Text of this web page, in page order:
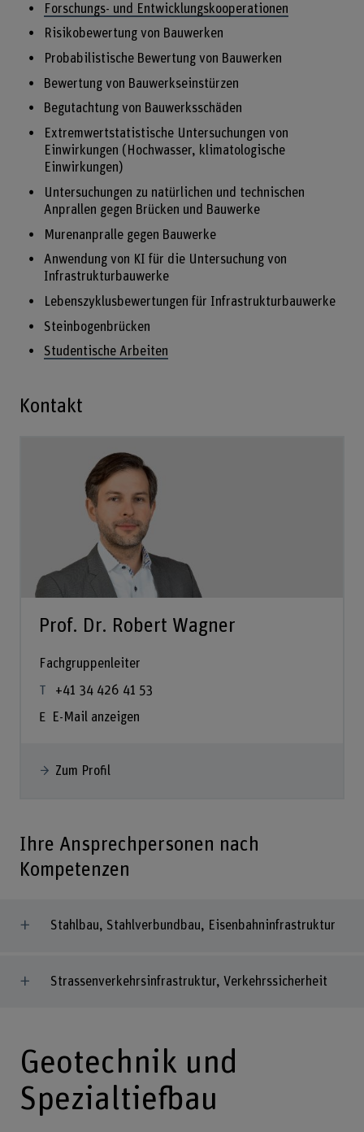
Forschungs- und Entwicklungskooperationen
Risikobewertung von Bauwerken
Probabilistische Bewertung von Bauwerken
Bewertung von Bauwerkseinstürzen
Begutachtung von Bauwerksschäden
Extremwertstatistische Untersuchungen von
Einwirkungen (Hochwasser, klimatologische
Einwirkungen)
Untersuchungen zu natürlichen und technischen
Anprallen gegen Brücken und Bauwerke
Murenanpralle gegen Bauwerke
Anwendung von KI für die Untersuchung von
Infrastrukturbauwerke
Lebenszyklusbewertungen für Infrastrukturbauwerke
Steinbogenbrücken
Studentische Arbeiten
Kontakt
Prof. Dr. Robert Wagner
Fachgruppenleiter
+41 34 426 41 53
E-Mail anzeigen
Zum Profil
Ihre Ansprechpersonen nach
Kompetenzen
Stahlbau, Stahlverbundbau, Eisenbahninfrastruktur
Strassenverkehrsinfrastruktur, Verkehrssicherheit
Geotechnik und
Spezialtiefbau